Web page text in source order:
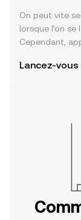
On peut vite
lorsque l’on
Cependant,
plus simple que
Lancez-vous